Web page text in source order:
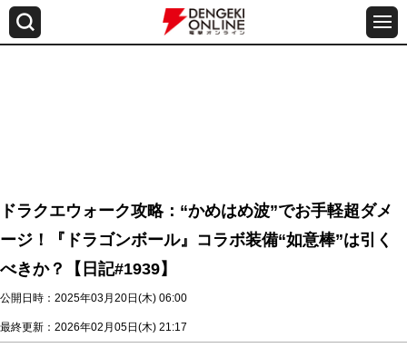
ドラクエウォーク攻略：“かめはめ波”でお手軽超ダメ
ージ！『ドラゴンボール』コラボ装備“如意棒”は引く
べきか？【日記#1939】
公開日時：2025年03月20日(木) 06:00
最終更新：2026年02月05日(木) 21:17